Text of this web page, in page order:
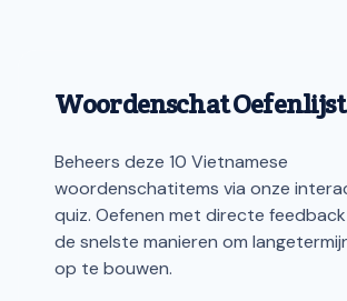
Woordenschat Oefenlijst
Beheers deze 10 Vietnamese
woordenschatitems via onze
quiz. Oefenen met directe
de snelste manieren om
op te bouwen.